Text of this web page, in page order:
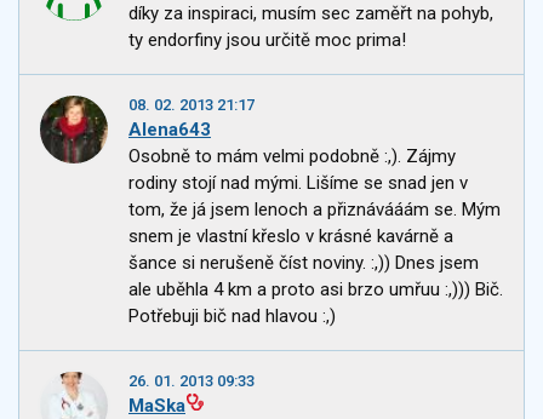
díky za inspiraci, musím sec zaměřt na pohyb,
ty endorfiny jsou určitě moc prima!
08. 02. 2013 21:17
Alena643
Osobně to mám velmi podobně :,). Zájmy
rodiny stojí nad mými. Lišíme se snad jen v
tom, že já jsem lenoch a přiznávááám se. Mým
snem je vlastní křeslo v krásné kavárně a
šance si nerušeně číst noviny. :,)) Dnes jsem
ale uběhla 4 km a proto asi brzo umřuu :,))) Bič.
Potřebuji bič nad hlavou :,)
26. 01. 2013 09:33
MaSka